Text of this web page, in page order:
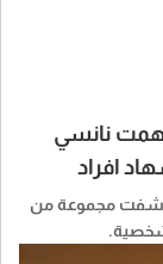
نانسي
افراد
كشفت مجموعة من